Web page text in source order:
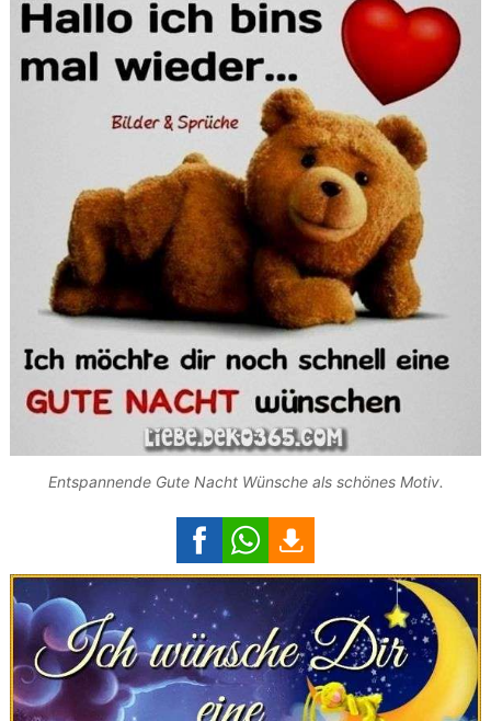
Entspannende Gute Nacht Wünsche als schönes Motiv.